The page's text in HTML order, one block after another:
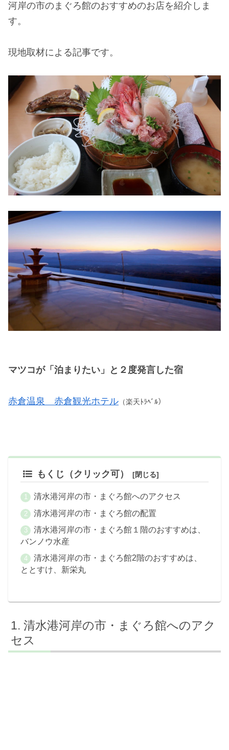
河岸の市のまぐろ館のおすすめのお店を紹介しま
す。
現地取材による記事です。
マツコが「泊まりたい」と２度発言した宿
赤倉温泉 赤倉観光ホテル （楽天ﾄﾗﾍﾞﾙ）
もくじ（クリック可）
清水港河岸の市・まぐろ館へのアクセス
清水港河岸の市・まぐろ館の配置
清水港河岸の市・まぐろ館１階のおすすめは、
バンノウ水産
清水港河岸の市・まぐろ館2階のおすすめは、
ととすけ、新栄丸
清水港河岸の市・まぐろ館へのアク
セス